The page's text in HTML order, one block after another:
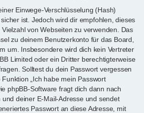
Einwege-Verschlüsselung (Hash)
ist. Jedoch wird dir empfohlen, dieses
von Webseiten zu verwenden. Das
zu deinem Benutzerkonto für das Board,
um. Insbesondere wird dich kein Vertreter
Limited oder ein Dritter berechtigterweise
Solltest du dein Passwort vergessen
„Ich habe mein Passwort
phpBB-Software fragt dich dann nach
deiner E-Mail-Adresse und sendet
Passwort an diese Adresse, mit